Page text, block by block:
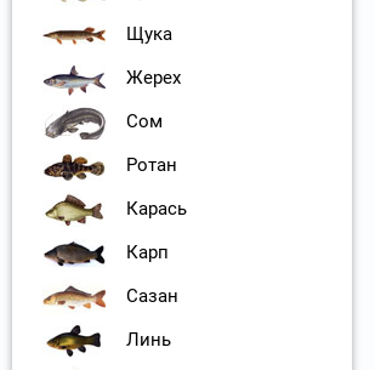
Щука
Жерех
Сом
Ротан
Карась
Карп
Сазан
Линь